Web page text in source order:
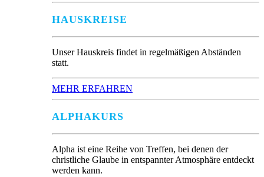
HAUSKREISE
Unser Hauskreis findet in regelmäßigen Abständen
statt.
MEHR ERFAHREN
ALPHAKURS
Alpha ist eine Reihe von Treffen, bei denen der
christliche Glaube in entspannter Atmosphäre entdeckt
werden kann.